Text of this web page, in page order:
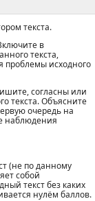
текста.
в
текста,
исходного
согласны или
текста. Объясните
очередь на
наблюдения
(не по данному
собой
текст без каких
нулём баллов.